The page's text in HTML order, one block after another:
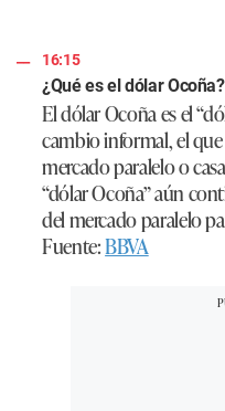
16:15
¿Qué es el dólar Ocoña?
El dólar Ocoña es el
cambio informal, el
mercado paralelo o
“dólar Ocoña” aún
del mercado paralelo
Fuente:BBVA